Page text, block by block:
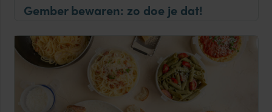
Gember bewaren: zo doe je dat!